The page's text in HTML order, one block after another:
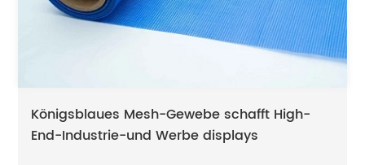
Königsblaues Mesh-Gewebe schafft High-
End-Industrie-und Werbe displays